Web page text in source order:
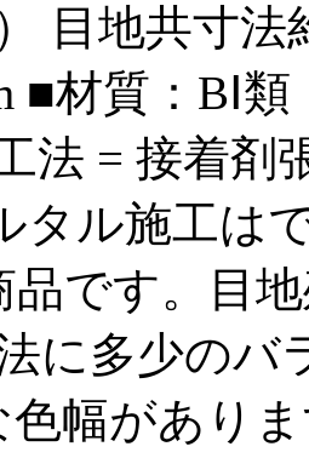
目地共寸
■材質：BⅠ
法 = 接着
タル施工は
品です。目
に多少のバ
色幅があり